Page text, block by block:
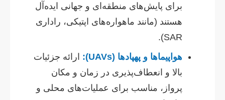
برای پایش‌های منطقه‌ای و جهانی ایده‌آل
هستند (مانند ماهواره‌های اپتیکی، راداری
SAR).
هواپیماها و پهپادها (UAVs):
ارائه جزئیات
بالا و انعطاف‌پذیری در زمان و مکان
پرواز، مناسب برای عملیات‌های محلی و